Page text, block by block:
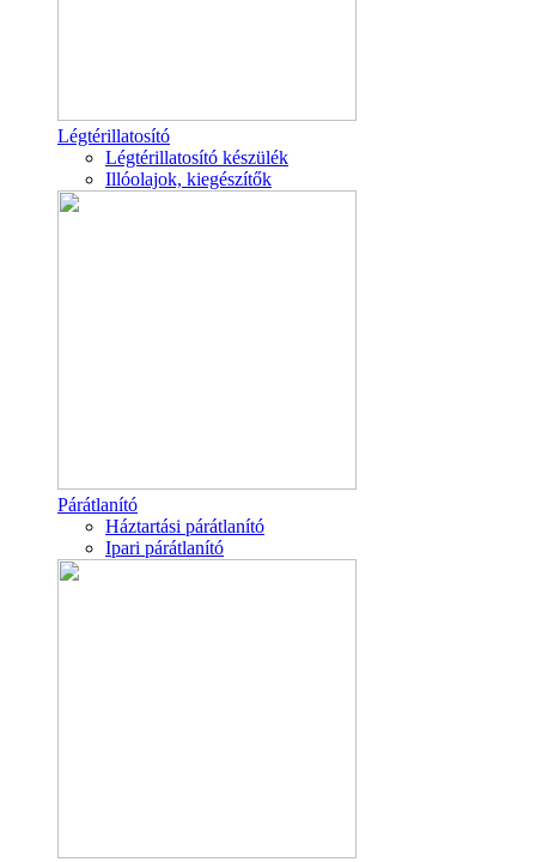
Légtérillatosító
Légtérillatosító készülék
Illóolajok, kiegészítők
Párátlanító
Háztartási párátlanító
Ipari párátlanító